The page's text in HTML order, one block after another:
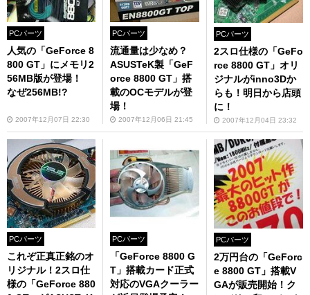
PCパーツ
人気の「GeForce 8
800 GT」にメモリ2
56MB版が登場！
なぜ256MB!?
2007年12月07日 22:30
PCパーツ
流通量は少なめ？
ASUSTeK製「GeF
orce 8800 GT」搭
載のOCモデルが登
場！
2007年12月06日 21:45
PCパーツ
2スロ仕様の「GeFo
rce 8800 GT」オリ
ジナルがinno3Dか
らも！明日から店頭
に！
2007年12月04日 23:32
PCパーツ
これぞ正真正銘のオ
リジナル！2スロ仕
様の「GeForce 880
PCパーツ
「GeForce 8800 G
T」搭載カード正式
対応のVGAクーラー
PCパーツ
2万円台の「GeForc
e 8800 GT」搭載V
GAが販売開始！ク